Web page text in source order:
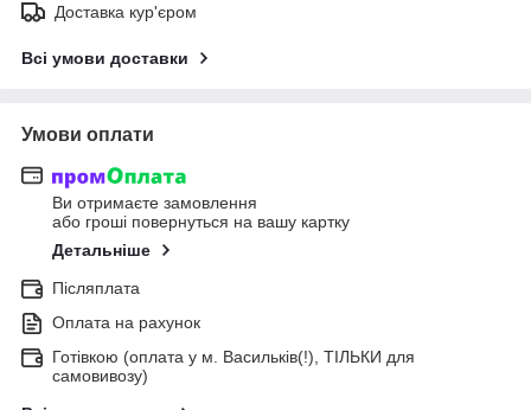
Доставка кур'єром
Всі умови доставки
Умови оплати
Ви отримаєте замовлення
або гроші повернуться на вашу картку
Детальніше
Післяплата
Оплата на рахунок
Готівкою (оплата у м. Васильків(!), ТІЛЬКИ для
самовивозу)